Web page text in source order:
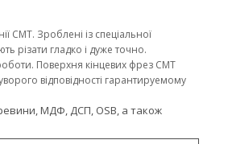
CMT. Зроблені із спеціальної
різати гладко і дуже точно.
Поверхня кінцевих фрез CMT
відповідності гарантируемому
МДФ, ДСП, OSB, а також